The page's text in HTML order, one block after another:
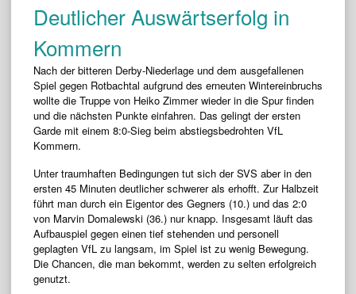
Deutlicher Auswärtserfolg in
Kommern
Nach der bitteren Derby-Niederlage und dem ausgefallenen
Spiel gegen Rotbachtal aufgrund des erneuten Wintereinbruchs
wollte die Truppe von Heiko Zimmer wieder in die Spur finden
und die nächsten Punkte einfahren. Das gelingt der ersten
Garde mit einem 8:0-Sieg beim abstiegsbedrohten VfL
Kommern.
Unter traumhaften Bedingungen tut sich der SVS aber in den
ersten 45 Minuten deutlicher schwerer als erhofft. Zur Halbzeit
führt man durch ein Eigentor des Gegners (10.) und das 2:0
von Marvin Domalewski (36.) nur knapp. Insgesamt läuft das
Aufbauspiel gegen einen tief stehenden und personell
geplagten VfL zu langsam, im Spiel ist zu wenig Bewegung.
Die Chancen, die man bekommt, werden zu selten erfolgreich
genutzt.